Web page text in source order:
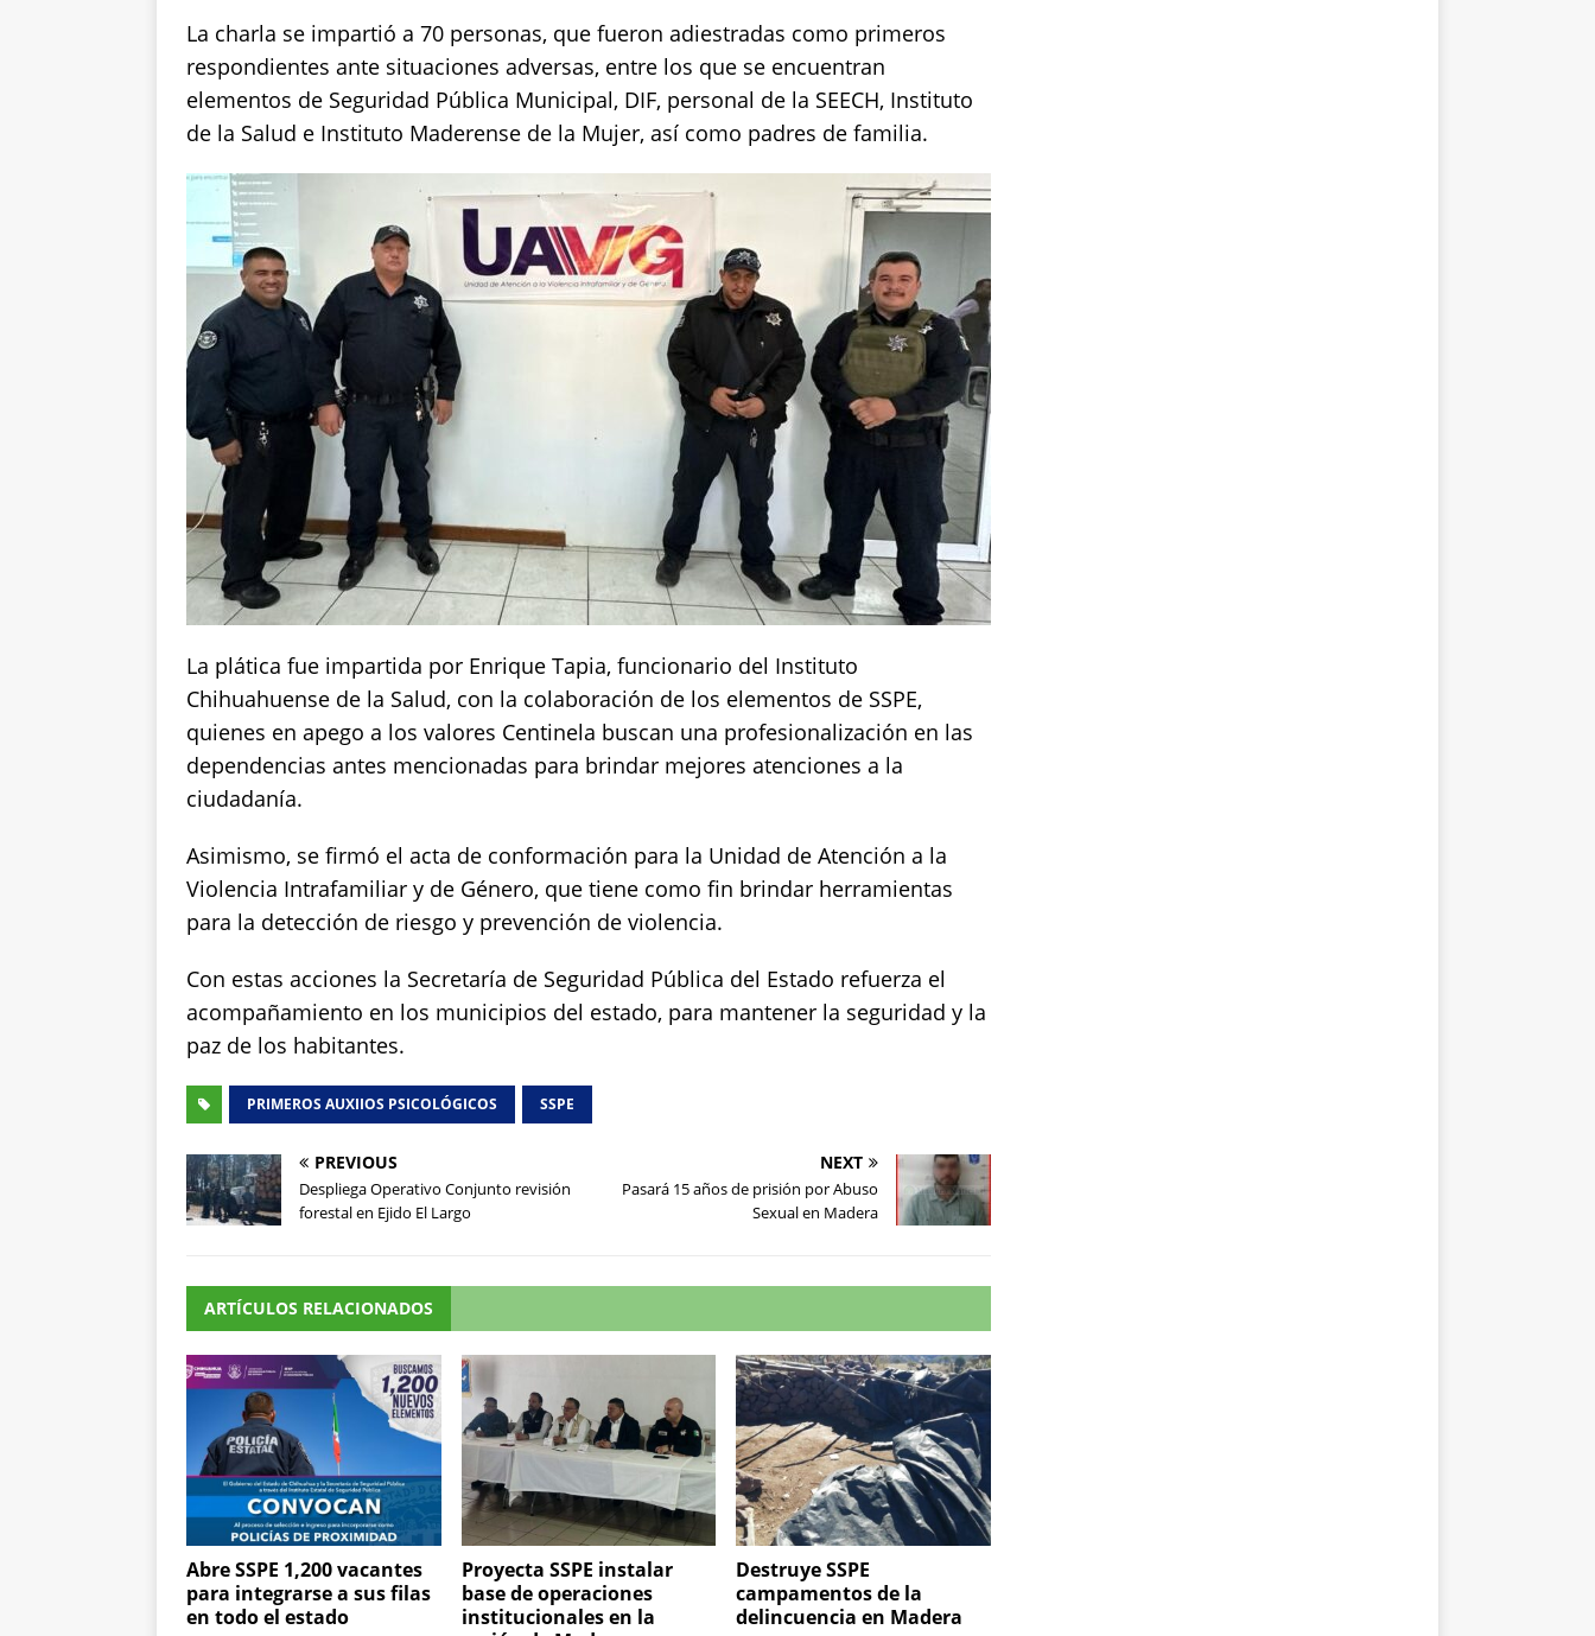
La charla se impartió a 70 personas, que fueron adiestradas como primeros
respondientes ante situaciones adversas, entre los que se encuentran
elementos de Seguridad Pública Municipal, DIF, personal de la SEECH, Instituto
de la Salud e Instituto Maderense de la Mujer, así como padres de familia.
La plática fue impartida por Enrique Tapia, funcionario del Instituto
Chihuahuense de la Salud, con la colaboración de los elementos de SSPE,
quienes en apego a los valores Centinela buscan una profesionalización en las
dependencias antes mencionadas para brindar mejores atenciones a la
ciudadanía.
Asimismo, se firmó el acta de conformación para la Unidad de Atención a la
Violencia Intrafamiliar y de Género, que tiene como fin brindar herramientas
para la detección de riesgo y prevención de violencia.
Con estas acciones la Secretaría de Seguridad Pública del Estado refuerza el
acompañamiento en los municipios del estado, para mantener la seguridad y la
paz de los habitantes.
PRIMEROS AUXIIOS PSICOLÓGICOS SSPE
PREVIOUS
Despliega Operativo Conjunto revisión
forestal en Ejido El Largo
NEXT
Pasará 15 años de prisión por Abuso
Sexual en Madera
ARTÍCULOS RELACIONADOS
Abre SSPE 1,200 vacantes
para integrarse a sus filas
en todo el estado
Proyecta SSPE instalar
base de operaciones
institucionales en la
Destruye SSPE
campamentos de la
delincuencia en Madera